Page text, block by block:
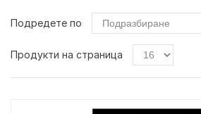
Подредете по
Продукти на страница